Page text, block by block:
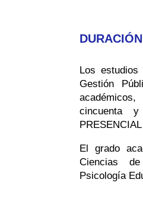
Los
Gestión
cincuenta
PRESENCIAL
El grado
Ciencias
Psicología